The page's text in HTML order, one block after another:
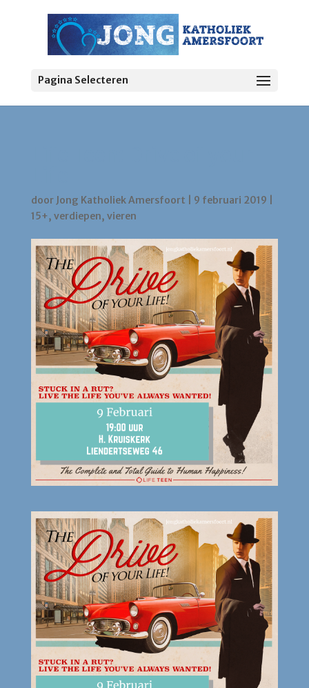
Pagina Selecteren
door Jong Katholiek Amersfoort 9 februari 2019
15+, verdiepen, vieren